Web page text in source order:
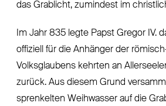
das Grablicht, zumindest im
Im Jahr 835 legte Papst Gregor IV.
offiziell für die Anhänger der
Volksglaubens kehrten an
zurück. Aus diesem Grund
sprenkelten Weihwasser auf die